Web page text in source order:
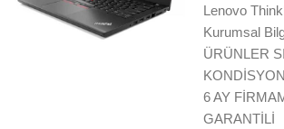
Lenovo
Kurumsal
ÜRÜNLER
6 AY
GARANTİLİ